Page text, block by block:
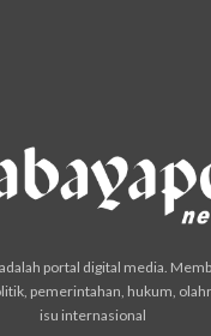
portal digital media.
pemerintahan, hukum,
isu internasional